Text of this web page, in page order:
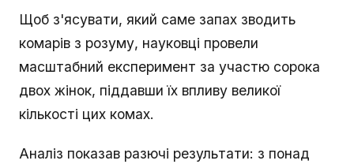
Щоб з'ясувати, який саме запах зводить
комарів з розуму, науковці провели
масштабний експеримент за участю сорока
двох жінок, піддавши їх впливу великої
кількості цих комах.
Аналіз показав разючі результати: з понад